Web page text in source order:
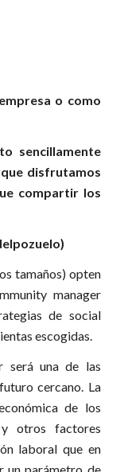
o como
sencillamente
disfrutamos
compartir los
tamaños) opten
manager
de social
escogidas.
será una de las
cercano. La
de los
otros factores
laboral que en